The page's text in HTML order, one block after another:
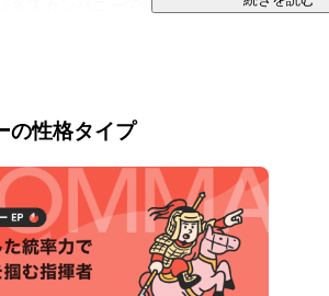
エンサーマーケティング事業 ◆
けでなくYouTube、Instagram、X、
ドの分析と独自の企画力を掛け合わせ、ユ
す。
の性格タイプ